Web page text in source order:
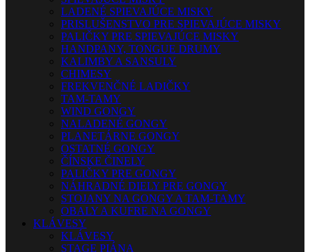
LADENÉ SPIEVAJÚCE MISKY
PRISLUŠENSTVO PRE SPIEVAJÚCE MISKY
PALIČKY PRE SPIEVAJÚCE MISKY
HANDPANY, TONGUE DRUMY
KALIMBY A SANSULY
CHIMESY
FREKVENČNÉ LADIČKY
TAM-TAMY
WIND GONGY
NALADENÉ GONGY
PLANETÁRNE GONGY
OSTATNÉ GONGY
ČÍNSKE ČINELY
PALIČKY PRE GONGY
NÁHRADNÉ DIELY PRE GONGY
STOJANY NA GONGY A TAM-TAMY
OBALY A KUFRE NA GONGY
KLÁVESY
KLÁVESY
STAGE PIÁNA